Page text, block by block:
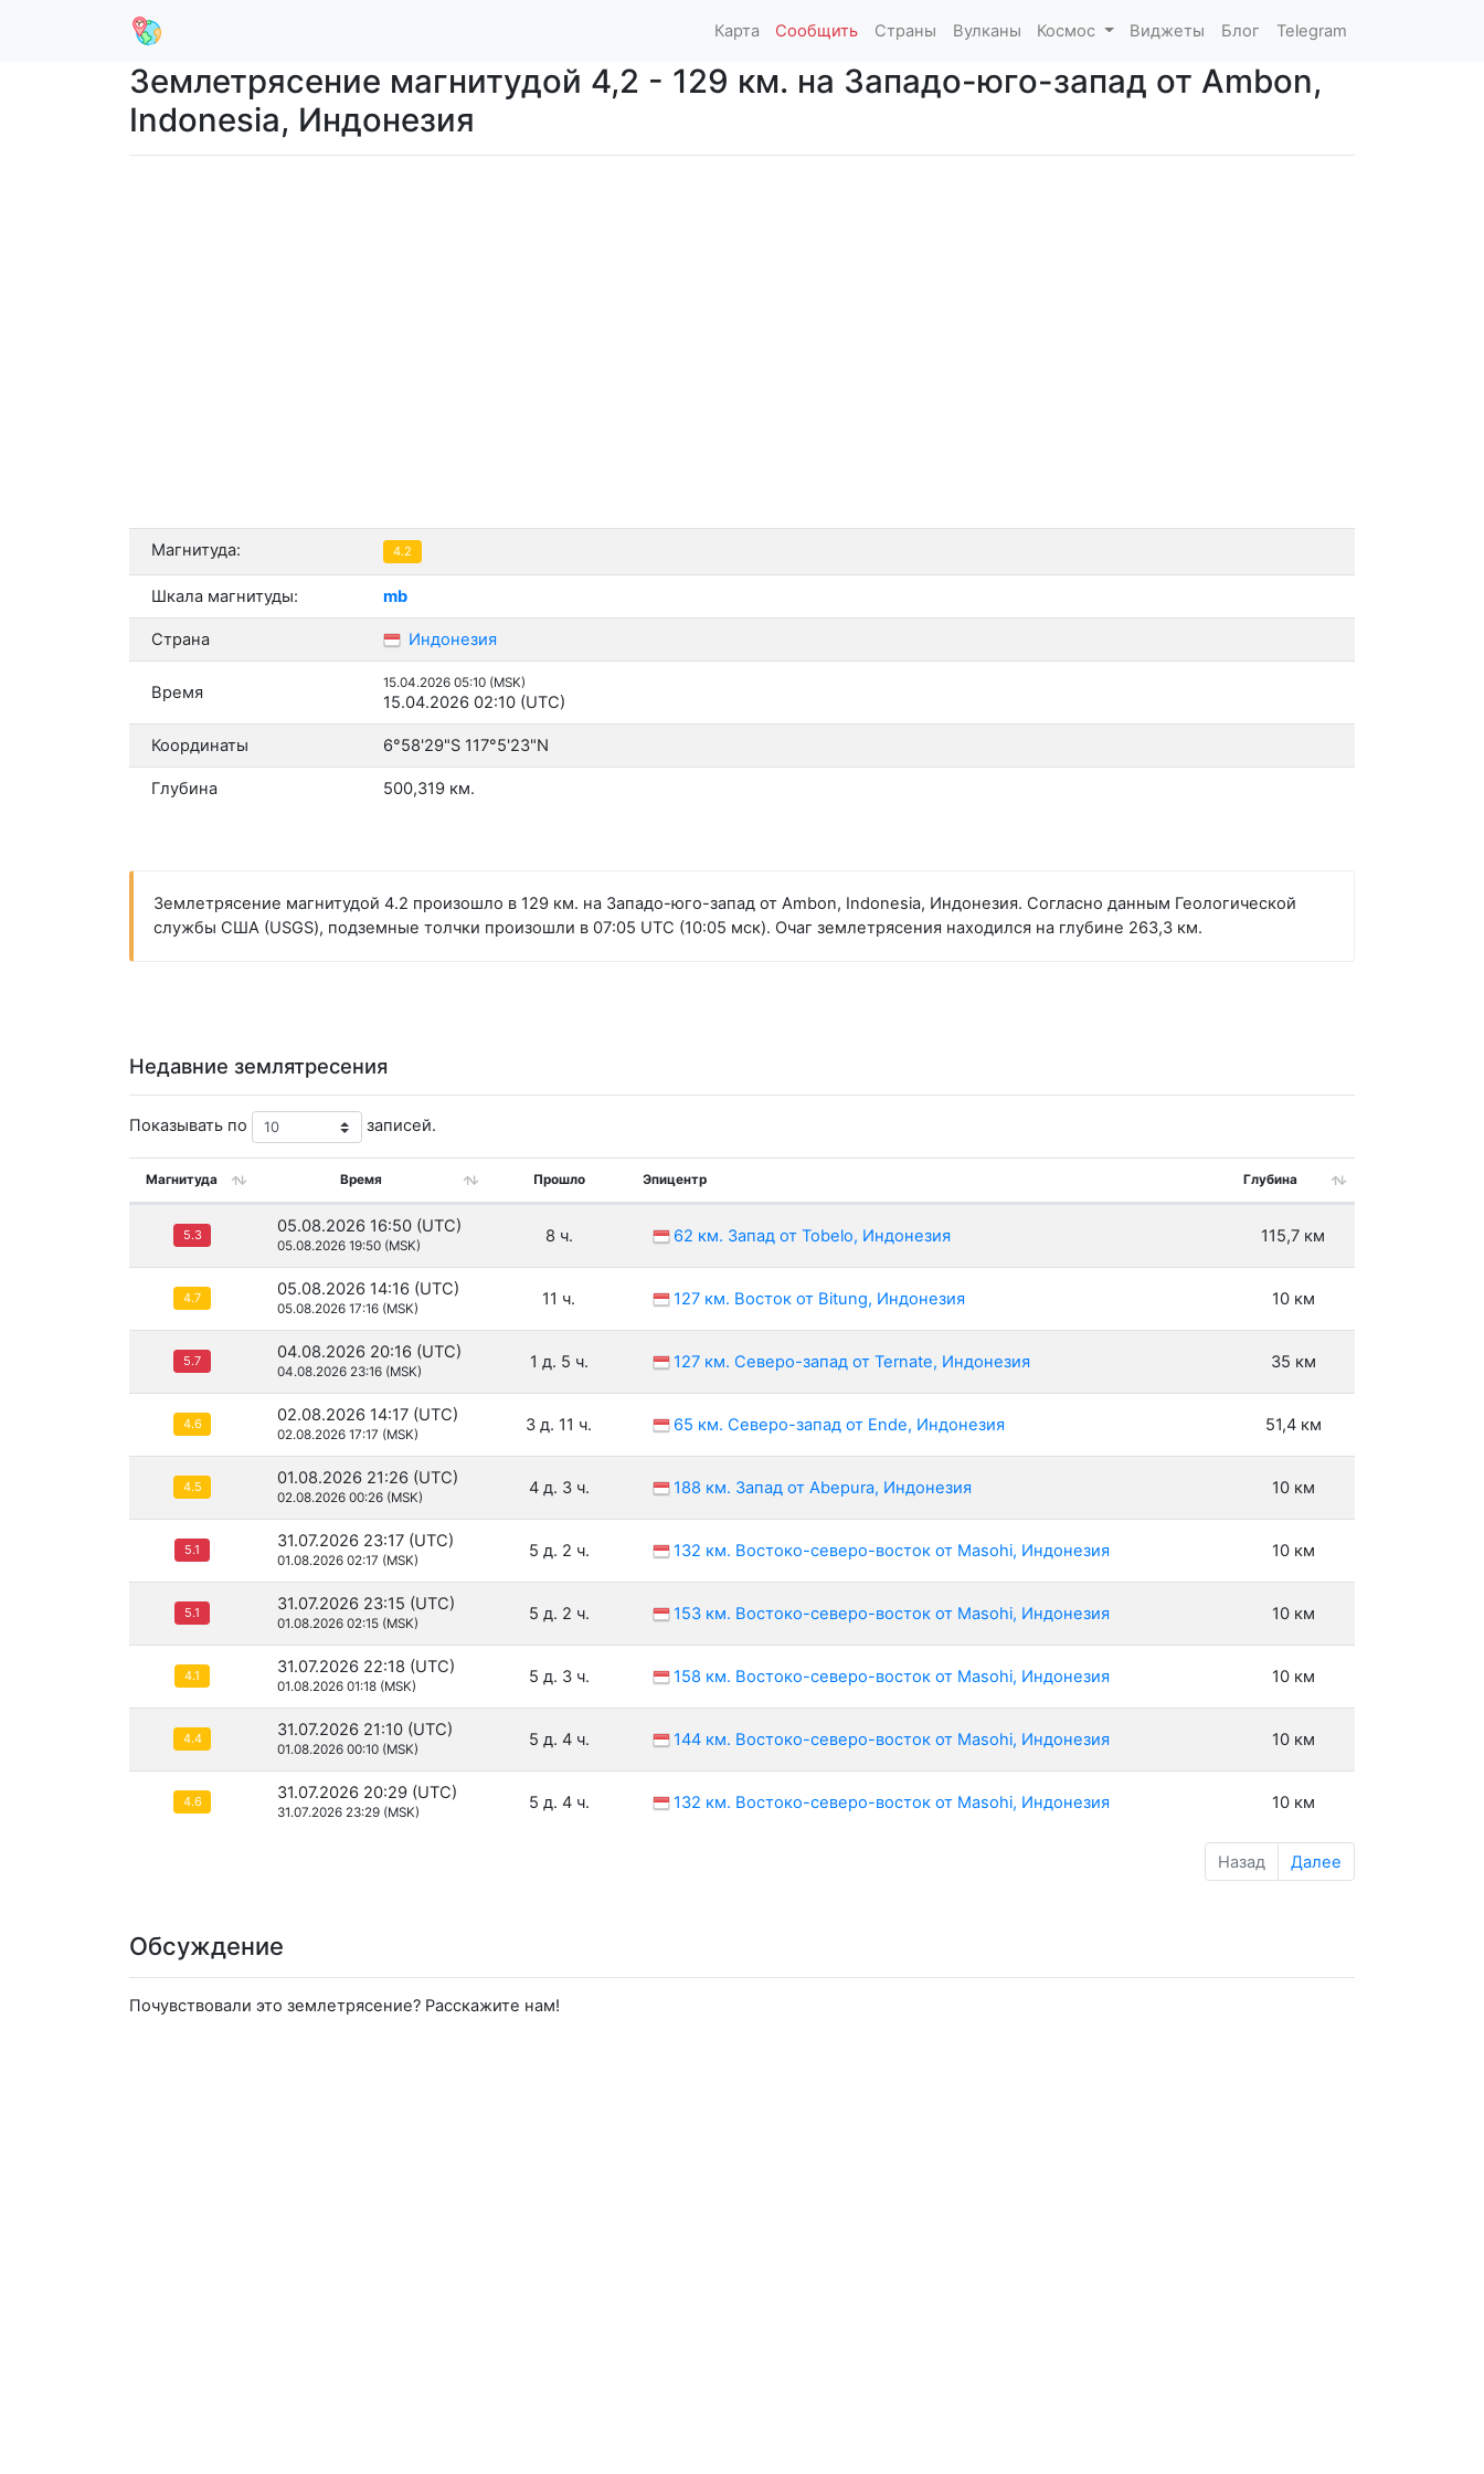
Карта Сообщить Страны Вулканы Космос Виджеты Блог Telegram
Землетрясение магнитудой 4,2 - 129 км. на Западо-юго-запад от Ambon,
Indonesia, Индонезия
Магнитуда: 4.2
Шкала магнитуды: mb
Страна Индонезия
Время 15.04.2026 05:10 (MSK)
15.04.2026 02:10 (UTC)
Координаты 6°58'29"S 117°5'23"N
Глубина 500,319 км.
Землетрясение магнитудой 4.2 произошло в 129 км. на Западо-юго-запад от Ambon, Indonesia, Индонезия. Согласно данным Геологической
службы США (USGS), подземные толчки произошли в 07:05 UTC (10:05 мск). Очаг землетрясения находился на глубине 263,3 км.
Недавние землятресения
Показывать по записей.
Магнитуда Время Прошло Эпицентр Глубина
5.3 05.08.2026 16:50 (UTC)
05.08.2026 19:50 (MSK) 8 ч. 62 км. Запад от Tobelo, Индонезия 115,7 км
4.7 05.08.2026 14:16 (UTC)
05.08.2026 17:16 (MSK) 11 ч. 127 км. Восток от Bitung, Индонезия 10 км
5.7 04.08.2026 20:16 (UTC)
04.08.2026 23:16 (MSK) 1 д. 5 ч. 127 км. Северо-запад от Ternate, Индонезия 35 км
4.6 02.08.2026 14:17 (UTC)
02.08.2026 17:17 (MSK) 3 д. 11 ч. 65 км. Северо-запад от Ende, Индонезия 51,4 км
4.5 01.08.2026 21:26 (UTC)
02.08.2026 00:26 (MSK) 4 д. 3 ч. 188 км. Запад от Abepura, Индонезия 10 км
5.1 31.07.2026 23:17 (UTC)
01.08.2026 02:17 (MSK) 5 д. 2 ч. 132 км. Востоко-северо-восток от Masohi, Индонезия 10 км
5.1 31.07.2026 23:15 (UTC)
01.08.2026 02:15 (MSK) 5 д. 2 ч. 153 км. Востоко-северо-восток от Masohi, Индонезия 10 км
4.1 31.07.2026 22:18 (UTC)
01.08.2026 01:18 (MSK) 5 д. 3 ч. 158 км. Востоко-северо-восток от Masohi, Индонезия 10 км
4.4 31.07.2026 21:10 (UTC)
01.08.2026 00:10 (MSK) 5 д. 4 ч. 144 км. Востоко-северо-восток от Masohi, Индонезия 10 км
4.6 31.07.2026 20:29 (UTC)
31.07.2026 23:29 (MSK) 5 д. 4 ч. 132 км. Востоко-северо-восток от Masohi, Индонезия 10 км
Назад Далее
Обсуждение
Почувствовали это землетрясение? Расскажите нам!